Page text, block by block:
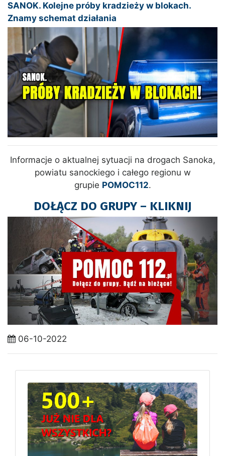
SANOK. Kolejne próby kradzieży w blokach.
Znamy schemat działania
Informacje o aktualnej sytuacji na drogach Sanoka,
powiatu sanockiego i całego regionu w
grupie POMOC112.
DOŁĄCZ DO GRUPY – KLIKNIJ
06-10-2022